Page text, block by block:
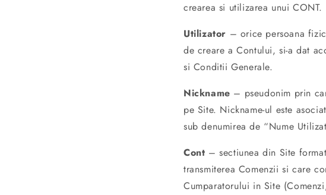
crearea si utilizarea unui CONT.
Utilizator – orice persoana
de creare a Contului, si-a dat
si Conditii Generale.
Nickname – pseudonim prin
pe Site. Nickname-ul este
sub denumirea de “Nume
Cont – sectiunea din Site
transmiterea Comenzii si care
Cumparatorului in Site